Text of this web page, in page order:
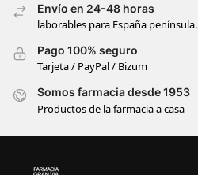
Envío en 24-48 horas
laborables para España península.
Pago 100% seguro
Tarjeta / PayPal / Bizum
Somos farmacia desde 1953
Productos de la farmacia a casa